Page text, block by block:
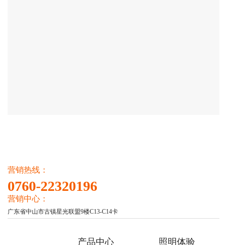
营销热线：
0760-22320196
营销中心：
广东省中山市古镇星光联盟9楼C13-C14卡
产品中心 照明体验